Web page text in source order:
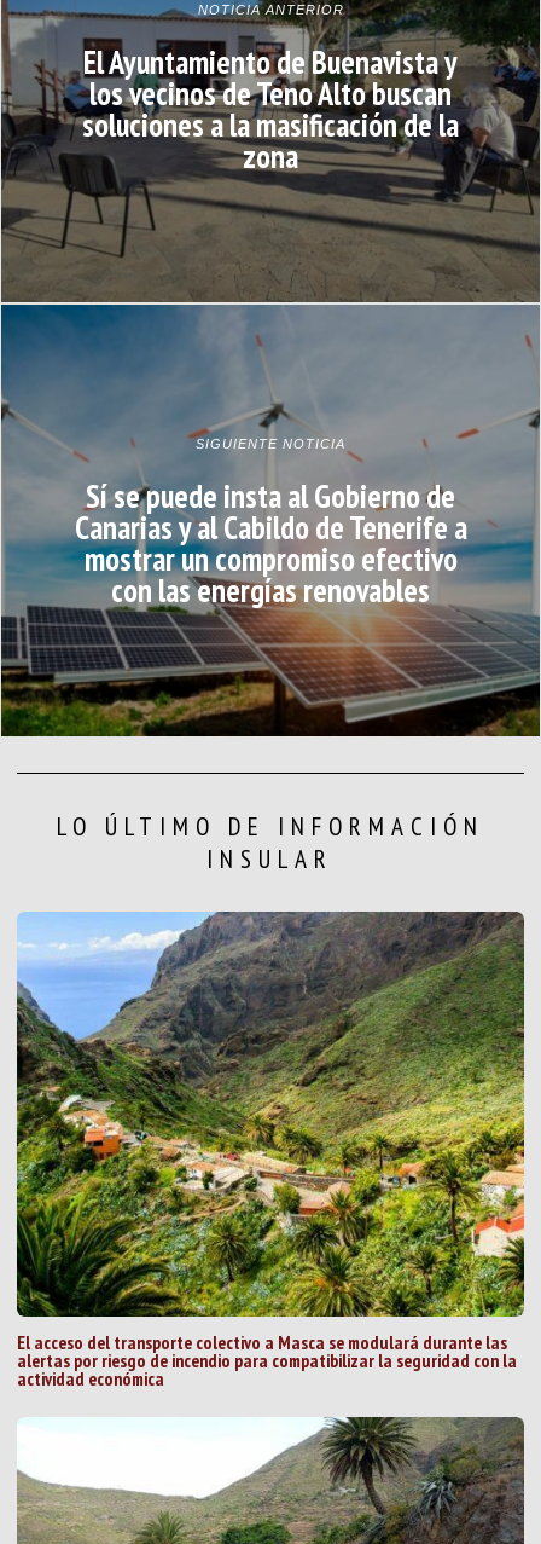
NOTICIA ANTERIOR
El Ayuntamiento de Buenavista y
los vecinos de Teno Alto buscan
soluciones a la masificación de la
zona
SIGUIENTE NOTICIA
Sí se puede insta al Gobierno de
Canarias y al Cabildo de Tenerife a
mostrar un compromiso efectivo
con las energías renovables
LO ÚLTIMO DE INFORMACIÓN
INSULAR
El acceso del transporte colectivo a Masca se modulará durante las
alertas por riesgo de incendio para compatibilizar la seguridad con la
actividad económica